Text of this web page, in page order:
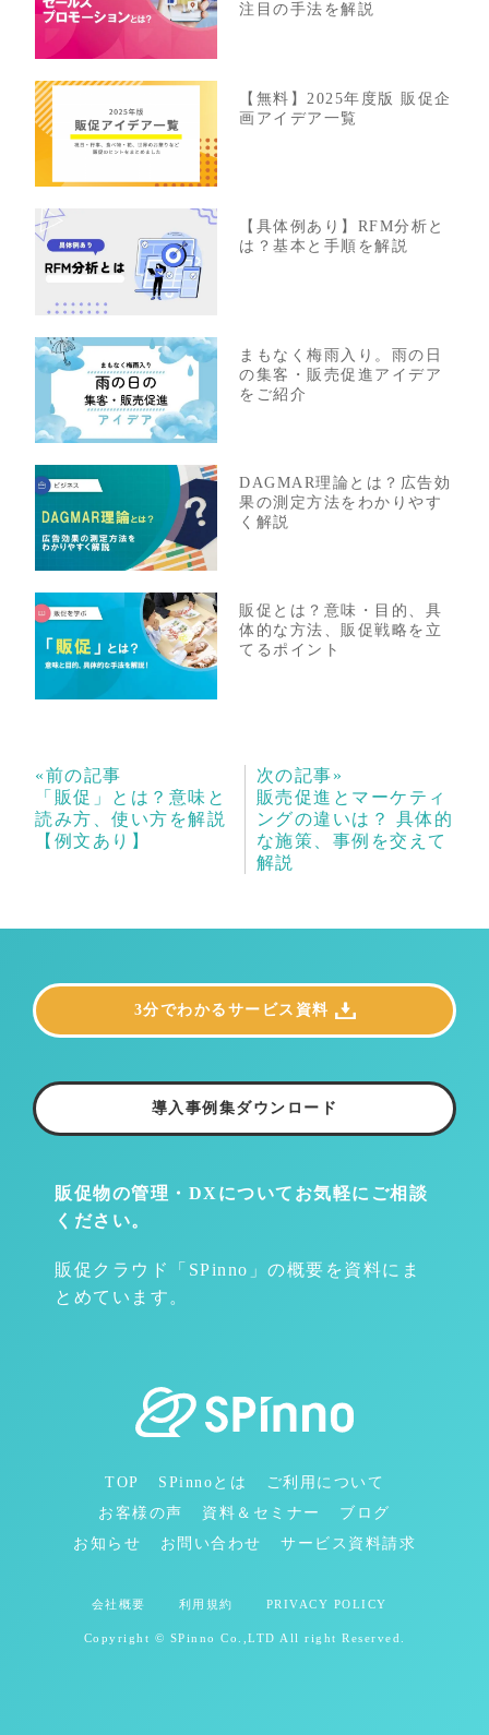
注目の手法を解説
【無料】2025年度版 販促企
画アイデア一覧
【具体例あり】RFM分析と
は？基本と手順を解説
まもなく梅雨入り。雨の日
の集客・販売促進アイデア
をご紹介
DAGMAR理論とは？広告効
果の測定方法をわかりやす
く解説
販促とは？意味・目的、具
体的な方法、販促戦略を立
てるポイント
«前の記事
「販促」とは？意味と
読み方、使い方を解説
【例文あり】
次の記事»
販売促進とマーケティ
ングの違いは？ 具体的
な施策、事例を交えて
解説
販促物の管理・DXについて お気軽にご相談
ください。
販促クラウド「SPinno」の概要を資料にま
とめています。
3分でわかるサービス資料
導入事例集ダウンロード
TOP SPinnoとは
ご利用について
お客様の声
資料＆セミナー
ブログ
お知らせ
お問い合わせ サービス資料請求
会社概要 利用規約 PRIVACY POLICY
Copyright © SPinno Co.,LTD All right Reserved.